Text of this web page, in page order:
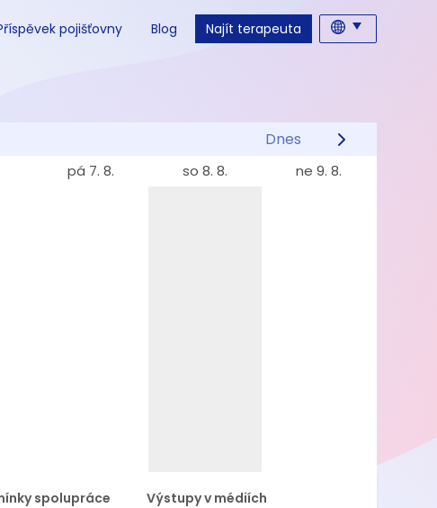
pojišťovny Blog Najít terapeuta
Dnes
pá 7. 8. so 8. 8. ne 9. 8.
spolupráce Výstupy v médiích